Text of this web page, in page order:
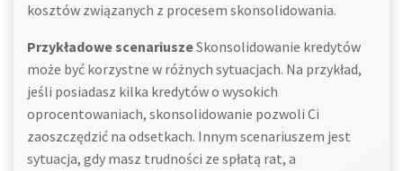
kosztów związanych z procesem skonsolidowania.
Przykładowe scenariuszeSkonsolidowanie kredytów
może być korzystne w różnych sytuacjach. Na przykład,
jeśli posiadasz kilka kredytów o wysokich
oprocentowaniach, skonsolidowanie pozwoli Ci
zaoszczędzić na odsetkach. Innym scenariuszem jest
sytuacja, gdy masz trudności ze spłatą rat, a